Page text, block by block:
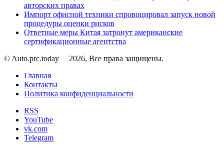
авторских правах
Импорт офисной техники спровоцировал запуск новой
процедуры оценки рисков
Ответные меры Китая затронут американские
сертификационные агентства
© Auto.prc.today
2026, Все права защищены.
Главная
Контакты
Политика конфиденциальности
RSS
YouTube
vk.com
Telegram